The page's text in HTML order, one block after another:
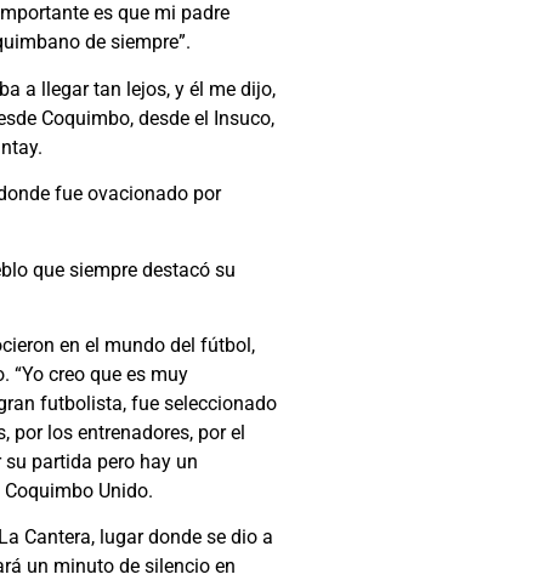
es que mi padre
de siempre”.
a llegar tan lejos, y él me dijo,
Coquimbo, desde el Insuco,
fue ovacionado por
que siempre destacó su
en el mundo del fútbol,
“Yo creo que es muy
futbolista, fue seleccionado
por los entrenadores, por el
partida pero hay un
Unido.
Cantera, lugar donde se dio a
un minuto de silencio en